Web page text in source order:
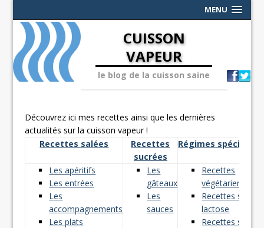
MENU
CUISSON
VAPEUR
le blog de la cuisson saine
Découvrez ici mes recettes ainsi que les dernières
actualités sur la cuisson vapeur !
Recettes salées
Recettes
sucrées
Régimes spéciaux
Les apéritifs
Les entrées
Les
accompagnements
Les plats
Les
gâteaux
Les
sauces
Recettes
végétariennes
Recettes sans
lactose
Recettes sans